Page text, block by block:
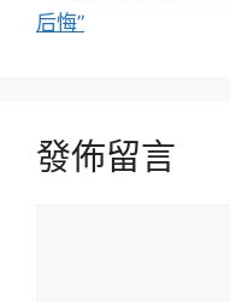
后悔”
發佈留言